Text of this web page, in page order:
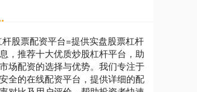
股票配资平台=提供实盘股票杠杆
，推荐十大优质炒股杠杆平台，助
场配资的选择与优势。我们专注于
全的在线配资平台，提供详细的配